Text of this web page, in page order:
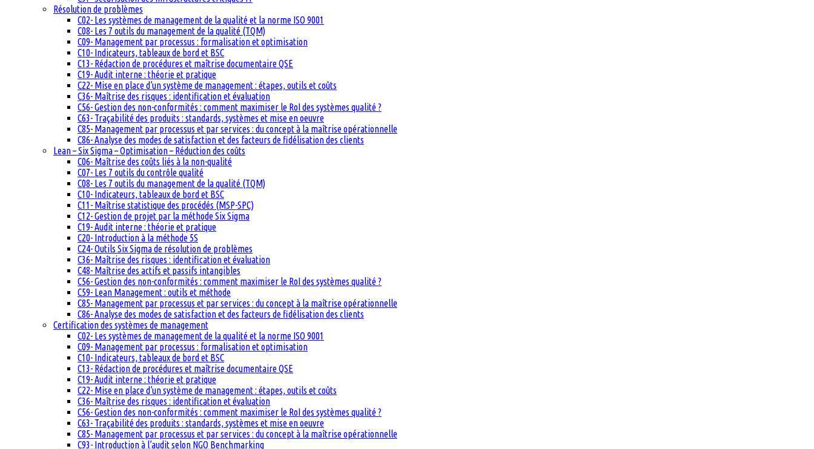
Résolution de problèmes
C02- Les systèmes de management de la qualité et la norme ISO 9001
C08- Les 7 outils du management de la qualité (TQM)
C09- Management par processus : formalisation et optimisation
C10- Indicateurs, tableaux de bord et BSC
C13- Rédaction de procédures et maîtrise documentaire QSE
C19- Audit interne : théorie et pratique
C22- Mise en place d’un système de management : étapes, outils et coûts
C36- Maîtrise des risques : identification et évaluation
C56- Gestion des non-conformités : comment maximiser le RoI des systèmes qualité ?
C63- Traçabilité des produits : standards, systèmes et mise en oeuvre
C85- Management par processus et par services : du concept à la maîtrise opérationnelle
C86- Analyse des modes de satisfaction et des facteurs de fidélisation des clients
Lean – Six Sigma – Optimisation – Réduction des coûts
C06- Maîtrise des coûts liés à la non-qualité
C07- Les 7 outils du contrôle qualité
C08- Les 7 outils du management de la qualité (TQM)
C10- Indicateurs, tableaux de bord et BSC
C11- Maîtrise statistique des procédés (MSP-SPC)
C12- Gestion de projet par la méthode Six Sigma
C19- Audit interne : théorie et pratique
C20- Introduction à la méthode 5S
C24- Outils Six Sigma de résolution de problèmes
C36- Maîtrise des risques : identification et évaluation
C48- Maîtrise des actifs et passifs intangibles
C56- Gestion des non-conformités : comment maximiser le RoI des systèmes qualité ?
C59- Lean Management : outils et méthode
C85- Management par processus et par services : du concept à la maîtrise opérationnelle
C86- Analyse des modes de satisfaction et des facteurs de fidélisation des clients
Certification des systèmes de management
C02- Les systèmes de management de la qualité et la norme ISO 9001
C09- Management par processus : formalisation et optimisation
C10- Indicateurs, tableaux de bord et BSC
C13- Rédaction de procédures et maîtrise documentaire QSE
C19- Audit interne : théorie et pratique
C22- Mise en place d’un système de management : étapes, outils et coûts
C36- Maîtrise des risques : identification et évaluation
C56- Gestion des non-conformités : comment maximiser le RoI des systèmes qualité ?
C63- Traçabilité des produits : standards, systèmes et mise en oeuvre
C85- Management par processus et par services : du concept à la maîtrise opérationnelle
C93- Introduction à l’audit selon NGO Benchmarking